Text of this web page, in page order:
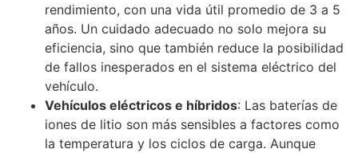
rendimiento, con una vida útil promedio de 3 a 5
años. Un cuidado adecuado no solo mejora su
eficiencia, sino que también reduce la posibilidad
de fallos inesperados en el sistema eléctrico del
vehículo.
Vehículos eléctricos e híbridos: Las baterías de
iones de litio son más sensibles a factores como
la temperatura y los ciclos de carga. Aunque